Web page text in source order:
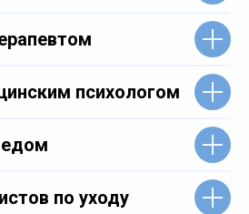
психологом
по уходу